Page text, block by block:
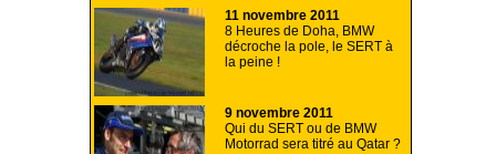
11 novembre 2011
8 Heures de Doha, BMW
décroche la pole, le SERT à
la peine !
9 novembre 2011
Qui du SERT ou de BMW
Motorrad sera titré au Qatar ?